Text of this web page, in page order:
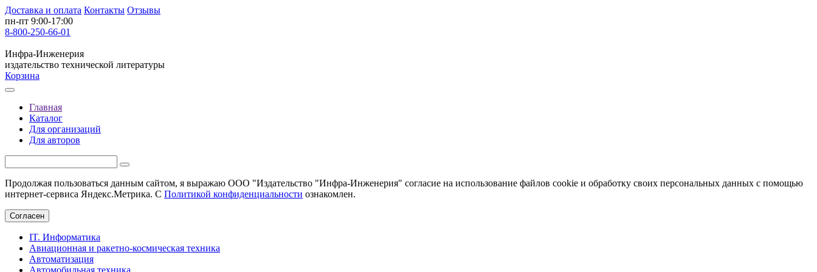
Доставка и оплата Контакты Отзывы
пн-пт 9:00-17:00
8-800-250-66-01
Инфра-Инженерия
издательство технической литературы
Корзина
Главная
Каталог
Для организаций
Для авторов
Продолжая пользоваться данным сайтом, я выражаю ООО "Издательство "Инфра-Инженерия" согласие на использование файлов cookie и обработку своих персональных данных с помощью
интернет-сервиса Яндекс.Метрика. С Политикой конфиденциальности ознакомлен.
Согласен
IT. Информатика
Авиационная и ракетно-космическая техника
Автоматизация
Автомобильная техника